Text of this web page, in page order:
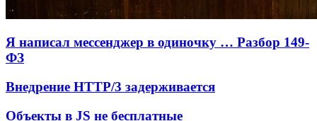
Я написал мессенджер в одиночку … Разбор 149-
ФЗ
Внедрение HTTP/3 задерживается
Объекты в JS не бесплатные